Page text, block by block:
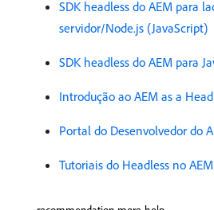
SDK headless do AEM para
servidor/Node.js (JavaScript)
SDK headless do AEM para
Introdução ao AEM as a
Portal do Desenvolvedor do
Tutoriais do Headless no AEM